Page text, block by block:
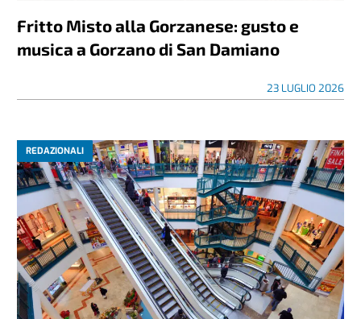
Fritto Misto alla Gorzanese: gusto e
musica a Gorzano di San Damiano
23 LUGLIO 2026
REDAZIONALI